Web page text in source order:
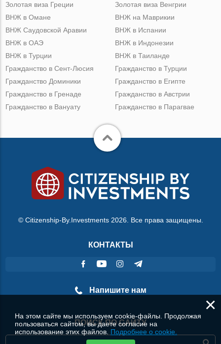
Золотая виза Греции
Золотая виза Венгрии
ВНЖ в Омане
ВНЖ Саудовской Аравии
ВНЖ в ОАЭ
ВНЖ в Турции
ВНЖ на Маврикии
ВНЖ в Испании
ВНЖ в Индонезии
ВНЖ в Таиланде
Гражданство в Сент-Люсия
Гражданство Доминики
Гражданство в Гренаде
Гражданство в Вануату
Гражданство в Турции
Гражданство в Египте
Гражданство в Австрии
Гражданство в Парагвае
© Citizenship-By.Investments 2026. Все права защищены.
КОНТАКТЫ
Напишите нам
ПОИСК ПО САЙТУ
×
На этом сайте мы используем cookie-файлы. Продолжая
пользоваться сайтом, вы даете согласие на
использование этих файлов. Подробнее о cookie.